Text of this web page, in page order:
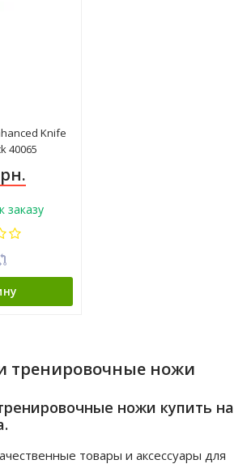
Knife
40065
заказу
тренировочные ножи
ножи купить на
товары и аксессуары для